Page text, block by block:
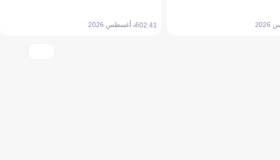
02:416 أغسطس 2026